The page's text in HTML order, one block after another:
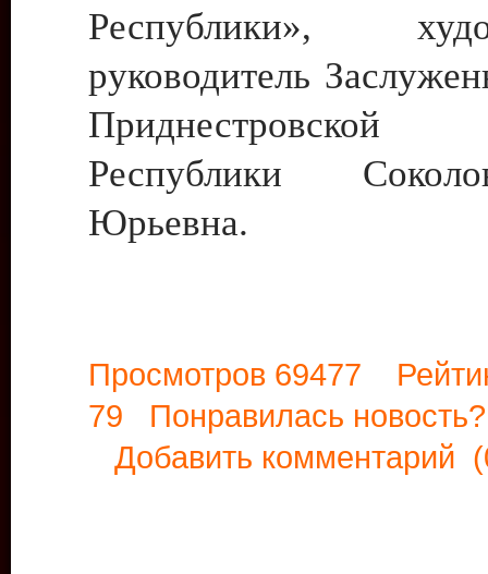
Республики»,
руководитель
Приднестровской
Республики
Юрьевна.
Просмотров 69477
79 Понравилась
Добавить комментарий